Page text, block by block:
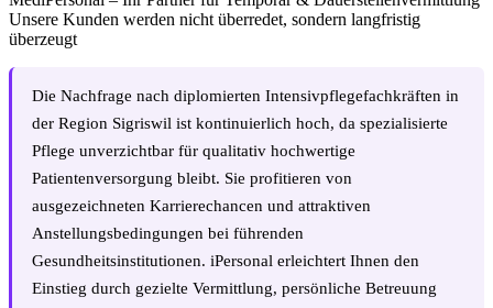
Unsere Kunden werden nicht überredet, sondern langfristig
überzeugt
Die Nachfrage nach diplomierten Intensivpflegefachkräften in
der Region Sigriswil ist kontinuierlich hoch, da spezialisierte
Pflege unverzichtbar für qualitativ hochwertige
Patientenversorgung bleibt. Sie profitieren von
ausgezeichneten Karrierechancen und attraktiven
Anstellungsbedingungen bei führenden
Gesundheitsinstitutionen. iPersonal erleichtert Ihnen den
Einstieg durch gezielte Vermittlung, persönliche Betreuung